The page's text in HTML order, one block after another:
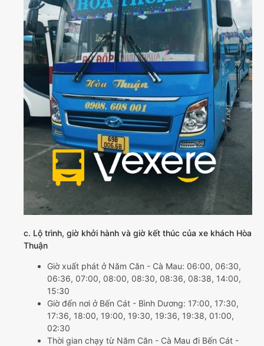
c. Lộ trình, giờ khởi hành và giờ kết thúc của xe khách Hòa
Thuận
Giờ xuất phát ở Năm Căn - Cà Mau: 06:00, 06:30,
06:36, 07:00, 08:00, 08:30, 08:36, 08:38, 14:00,
15:30
Giờ đến nơi ở Bến Cát - Bình Dương: 17:00, 17:30,
17:36, 18:00, 19:00, 19:30, 19:36, 19:38, 01:00,
02:30
Thời gian chạy từ Năm Căn - Cà Mau đi Bến Cát -